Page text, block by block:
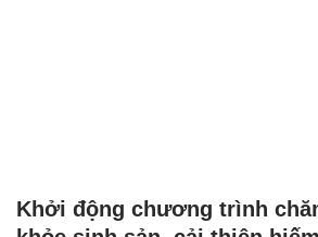
Khởi động chương trình